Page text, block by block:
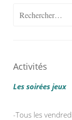
Rechercher :
Activités
Les soirées jeux
-Tous les